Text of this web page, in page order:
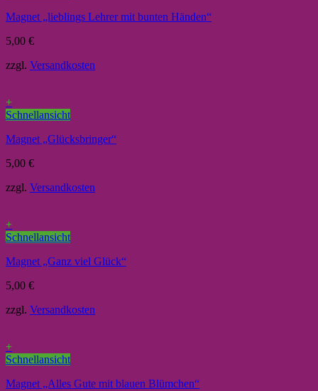
Magnet „lieblings Lehrer mit bunten Händen“
5,00 €
zzgl. Versandkosten
+
Schnellansicht
Magnet „Glücksbringer“
5,00 €
zzgl. Versandkosten
+
Schnellansicht
Magnet „Ganz viel Glück“
5,00 €
zzgl. Versandkosten
+
Schnellansicht
Magnet „Alles Gute mit blauen Blümchen“